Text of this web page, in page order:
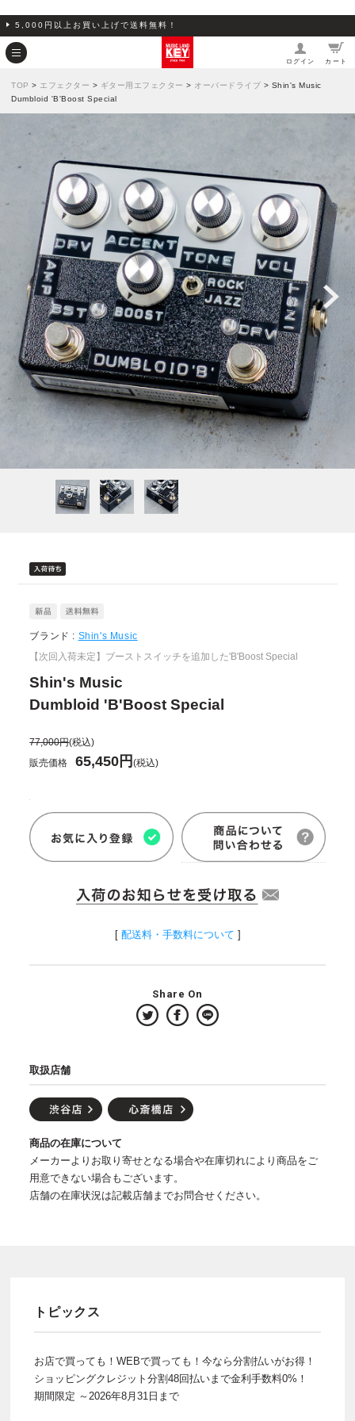
5,000円以上お買い上げで送料無料！
ログイン カート
TOP > エフェクター > ギター用エフェクター > オーバードライブ > Shin's Music
Dumbloid 'B'Boost Special
ブランド : Shin's Music
【次回入荷未定】ブーストスイッチを追加した'B'Boost Special
Shin's Music
Dumbloid 'B'Boost Special
77,000円(税込)
販売価格
65,450円(税込)
[ 配送料・手数料について ]
Share On
取扱店舗
商品の在庫について
メーカーよりお取り寄せとなる場合や在庫切れにより商品をご
用意できない場合もございます。
店舗の在庫状況は記載店舗までお問合せください。
トピックス
お店で買っても！WEBで買っても！今なら分割払いがお得！
ショッピングクレジット分割48回払いまで金利手数料0%！
期間限定 ～2026年8月31日まで